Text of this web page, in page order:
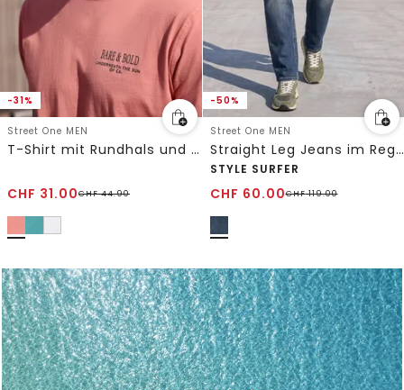
-31%
Street One MEN
T-Shirt mit Rundhals und Backprint
CHF 31.00CHF44.90
-50%
Street One MEN
Straight Leg Jeans im Regular Fit
STYLE SURFER
CHF 60.00CHF119.00